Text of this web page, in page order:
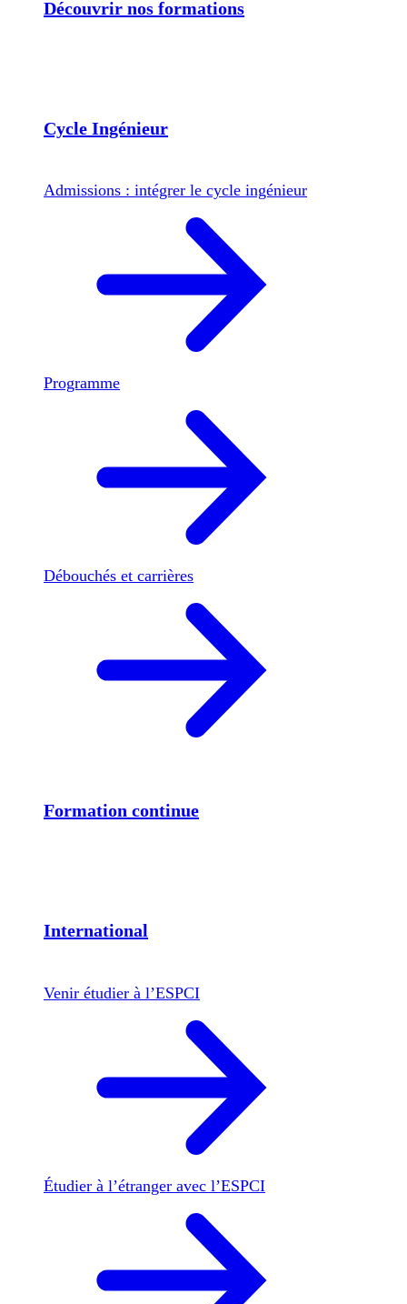
Découvrir nos formations
Cycle Ingénieur
Admissions : intégrer le cycle ingénieur
Programme
Débouchés et carrières
Formation continue
International
Venir étudier à l’ESPCI
Étudier à l’étranger avec l’ESPCI